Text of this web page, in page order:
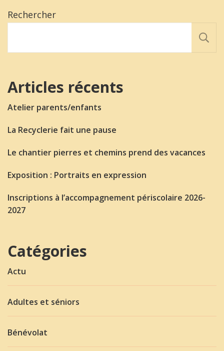
Rechercher
Articles récents
Atelier parents/enfants
La Recyclerie fait une pause
Le chantier pierres et chemins prend des vacances
Exposition : Portraits en expression
Inscriptions à l’accompagnement périscolaire 2026-
2027
Catégories
Actu
Adultes et séniors
Bénévolat